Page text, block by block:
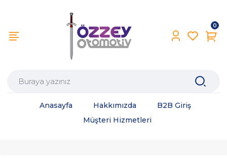
0
Anasayfa Hakkımızda
B2B Giriş
Müşteri Hizmetleri